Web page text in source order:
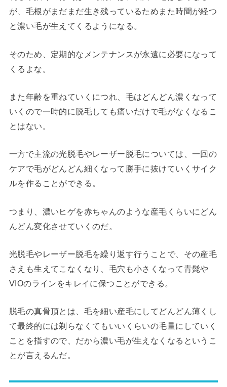
が、毛根がまだまだ生き残っているためまた時間が経つ
と濃い毛が生えてくるようになる。
そのため、定期的なメンテナンスが永遠に必要になって
くるよな。
また年齢を重ねていくにつれ、毛はどんどん濃くなって
いくので一時的に脱毛しても痛いだけで毛がなくなるこ
とはない。
一方で主流の光脱毛やレーザー脱毛については、一回の
ケアで毛がどんどん細くなって勝手に抜けていくサイク
ルを作ることができる。
つまり、濃いヒゲを赤ちゃんのような産毛くらいにどん
んどん変化させていくのだ。
光脱毛やレーザー脱毛を繰り返す行うことで、その産毛
さえも生えてこなくなり、毛穴も小さくなって青髭や
VIOのラインをキレイに保つことができる。
脱毛の真骨頂とは、毛を細い産毛にしてどんどん薄くし
て最終的には剃らなくてもいいくらいの毛量にしていく
ことを指すので、だから濃い毛が生えなくなるというこ
とが言えるんだ。